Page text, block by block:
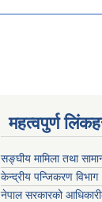
महत्वपुर्ण
सङ्घीय मामिला तथा
केन्द्रीय पन्जिकरण विभाग
नेपाल सरकारको